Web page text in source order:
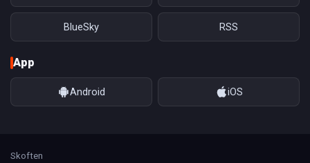
BlueSky RSS
App
Android iOS
Skoften